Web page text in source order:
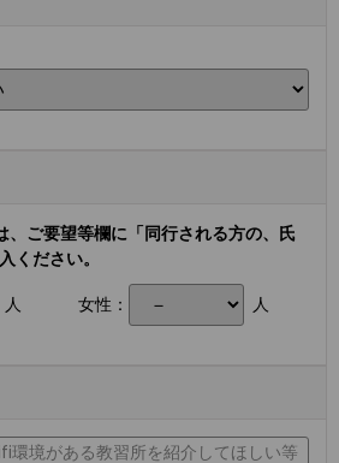
、ご要望等欄に「同行される方の、氏
ください。
人 女性： 人